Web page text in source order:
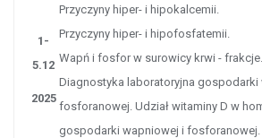
1-
5.12
2025
Przyczyny hiper- i hipokalcemii.
Przyczyny hiper- i hipofosfatemii.
Wapń i fosfor w surowicy krwi - frakcje.
Diagnostyka laboratoryjna
fosforanowej. Udział witaminy D w
gospodarki wapniowej i fosforanowej.